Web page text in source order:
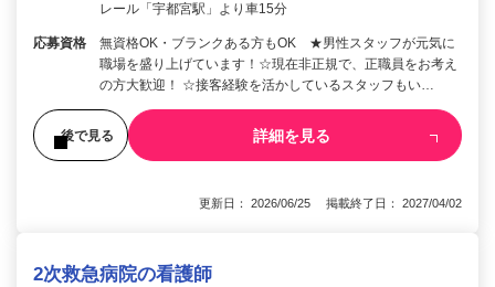
レール「宇都宮駅」より車15分
応募資格
無資格OK・ブランクある方もOK ★男性スタッフが元気に
職場を盛り上げています！☆現在非正規で、正職員をお考え
の方大歓迎！ ☆接客経験を活かしているスタッフもい…
後で見る 詳細を見る
更新日： 2026/06/25 掲載終了日： 2027/04/02
2次救急病院の看護師